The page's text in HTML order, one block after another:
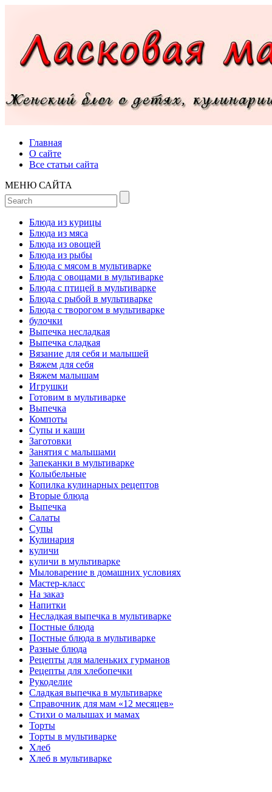
Главная
О сайте
Все статьи сайта
МЕНЮ САЙТА
Блюда из курицы
Блюда из мяса
Блюда из овощей
Блюда из рыбы
Блюда с мясом в мультиварке
Блюда с овощами в мультиварке
Блюда с птицей в мультиварке
Блюда с рыбой в мультиварке
Блюда с творогом в мультиварке
булочки
Выпечка несладкая
Выпечка сладкая
Вязание для себя и малышей
Вяжем для себя
Вяжем малышам
Игрушки
Готовим в мультиварке
Выпечка
Компоты
Супы и каши
Заготовки
Занятия с малышами
Запеканки в мультиварке
Колыбельные
Копилка кулинарных рецептов
Вторые блюда
Выпечка
Салаты
Супы
Кулинария
куличи
куличи в мультиварке
Мыловарение в домашних условиях
Мастер-класс
На заказ
Напитки
Несладкая выпечка в мультиварке
Постные блюда
Постные блюда в мультиварке
Разные блюда
Рецепты для маленьких гурманов
Рецепты для хлебопечки
Рукоделие
Сладкая выпечка в мультиварке
Справочник для мам «12 месяцев»
Стихи о малышах и мамах
Торты
Торты в мультиварке
Хлеб
Хлеб в мультиварке